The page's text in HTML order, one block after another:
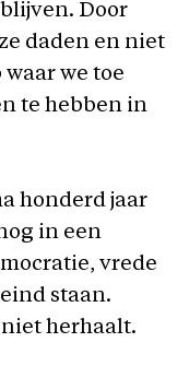
Door
daden en niet
we toe
te hebben in
honderd jaar
in een
vrede
staan.
herhaalt.